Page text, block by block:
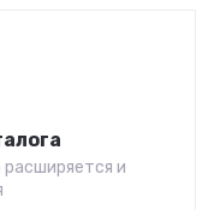
расширяется и